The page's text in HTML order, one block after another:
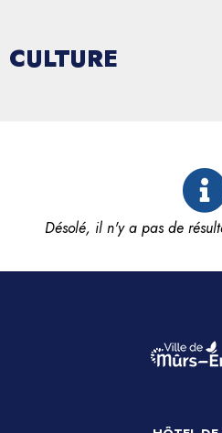
CULTURE
Désolé, il n'y a pas de